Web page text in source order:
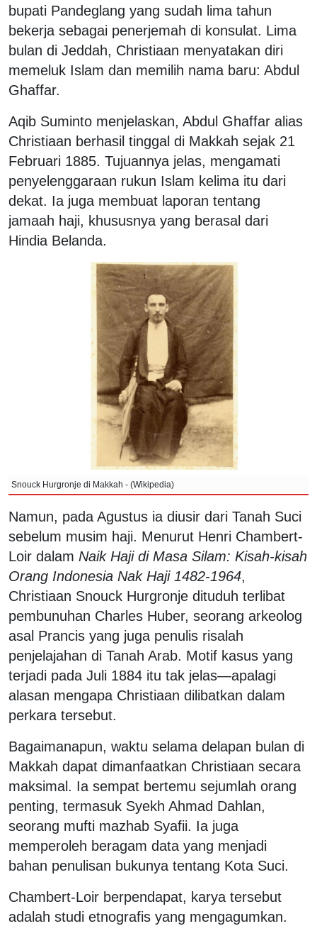
bupati Pandeglang yang sudah lima tahun
bekerja sebagai penerjemah di konsulat. Lima
bulan di Jeddah, Christiaan menyatakan diri
memeluk Islam dan memilih nama baru: Abdul
Ghaffar.
Aqib Suminto menjelaskan, Abdul Ghaffar alias
Christiaan berhasil tinggal di Makkah sejak 21
Februari 1885. Tujuannya jelas, mengamati
penyelenggaraan rukun Islam kelima itu dari
dekat. Ia juga membuat laporan tentang
jamaah haji, khususnya yang berasal dari
Hindia Belanda.
Snouck Hurgronje di Makkah - (Wikipedia)
Namun, pada Agustus ia diusir dari Tanah Suci
sebelum musim haji. Menurut Henri Chambert-
Loir dalam Naik Haji di Masa Silam: Kisah-kisah
Orang Indonesia Nak Haji 1482-1964,
Christiaan Snouck Hurgronje dituduh terlibat
pembunuhan Charles Huber, seorang arkeolog
asal Prancis yang juga penulis risalah
penjelajahan di Tanah Arab. Motif kasus yang
terjadi pada Juli 1884 itu tak jelas—apalagi
alasan mengapa Christiaan dilibatkan dalam
perkara tersebut.
Bagaimanapun, waktu selama delapan bulan di
Makkah dapat dimanfaatkan Christiaan secara
maksimal. Ia sempat bertemu sejumlah orang
penting, termasuk Syekh Ahmad Dahlan,
seorang mufti mazhab Syafii. Ia juga
memperoleh beragam data yang menjadi
bahan penulisan bukunya tentang Kota Suci.
Chambert-Loir berpendapat, karya tersebut
adalah studi etnografis yang mengagumkan.